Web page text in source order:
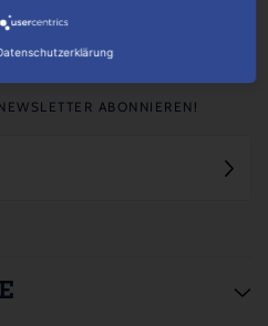
ABONNIEREN!